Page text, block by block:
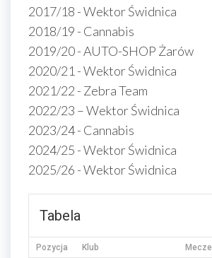
2017/18 - Wektor Świdnica
2018/19 - Cannabis
2019/20 - AUTO-SHOP Żarów
2020/21 - Wektor Świdnica
2021/22 - Zebra Team
2022/23 – Wektor Świdnica
2023/24 - Cannabis
2024/25 - Wektor Świdnica
2025/26 - Wektor Świdnica
Tabela
Pozycja Klub Mecze